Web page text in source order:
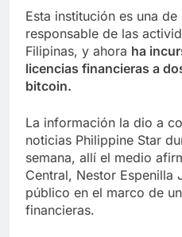
Esta institución es una
responsable de las
Filipinas, y ahora ha
licencias financieras a
bitcoin.
La información la dio a
noticias Philippine Star
semana, allí el medio
Central, Nestor Espenilla
público en el marco de
financieras.